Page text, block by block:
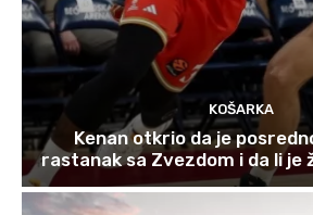
KOŠARKA
Kenan otkrio da je
rastanak sa Zvezdom i da li je